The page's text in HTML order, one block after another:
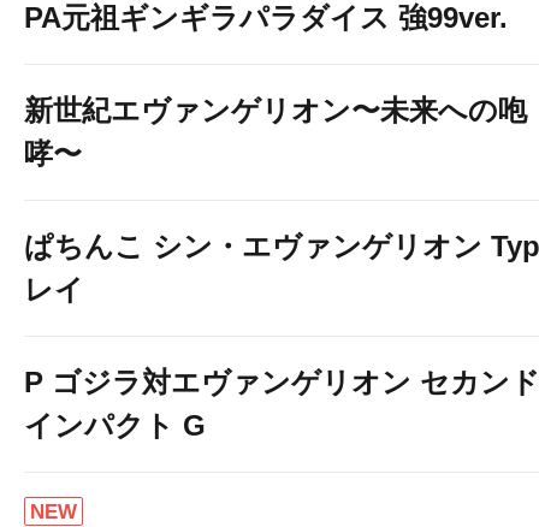
PA元祖ギンギラパラダイス 強99ver.
新世紀エヴァンゲリオン〜未来への咆
哮〜
ぱちんこ シン・エヴァンゲリオン
レイ
P ゴジラ対エヴァンゲリオン セカンド
インパクト G
NEW